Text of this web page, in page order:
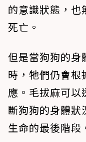
的意識狀態，也
死亡。
但是當狗狗的身
時，牠們仍會根
應。毛拔麻可以
斷狗狗的身體狀
生命的最後階段